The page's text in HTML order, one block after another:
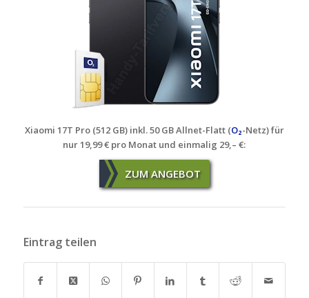
Xiaomi 17T Pro (512 GB) inkl. 50 GB Allnet-Flatt (O₂-Netz) für
nur 19,99 € pro Monat und einmalig 29,– €:
ZUM ANGEBOT
Eintrag teilen